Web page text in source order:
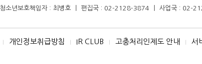
청소년보호책임자 : 최병호 ㅣ 편집국 : 02-2128-3874 ㅣ 사업국 : 02-
I 개인정보취급방침 I IR CLUB I 고충처리인제도 안내 I 서